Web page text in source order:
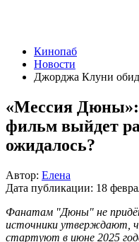
Кинопаб
Новости
Джорджа Клуни
«Мессия Дюны»:
фильм выйдет
ожидалось?
Автор: Елена
Дата публикации: 18
Фанатам "Дюны" не
источники утверждают,
стартуют в июне 2025